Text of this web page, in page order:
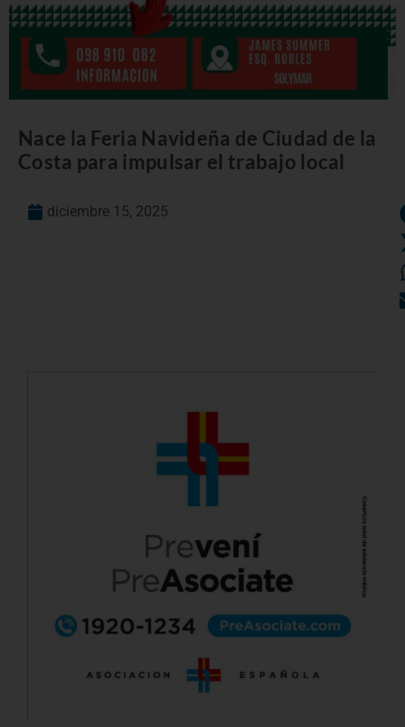
Nace la Feria Navideña de Ciudad de la
Costa para impulsar el trabajo local
diciembre 15, 2025